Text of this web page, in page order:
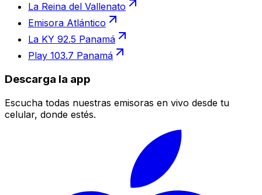
La Reina del Vallenato
Emisora Atlántico
La KY 92.5 Panamá
Play 103.7 Panamá
Descarga la app
Escucha todas nuestras emisoras en vivo desde tu
celular, donde estés.